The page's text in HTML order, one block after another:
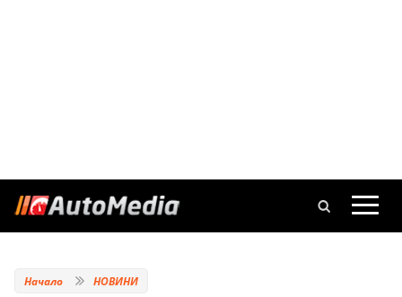
Начало НОВИНИ